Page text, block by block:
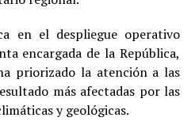
en el despliegue operativo
encargada de la República,
priorizado la atención a las
más afectadas por las
y geológicas.